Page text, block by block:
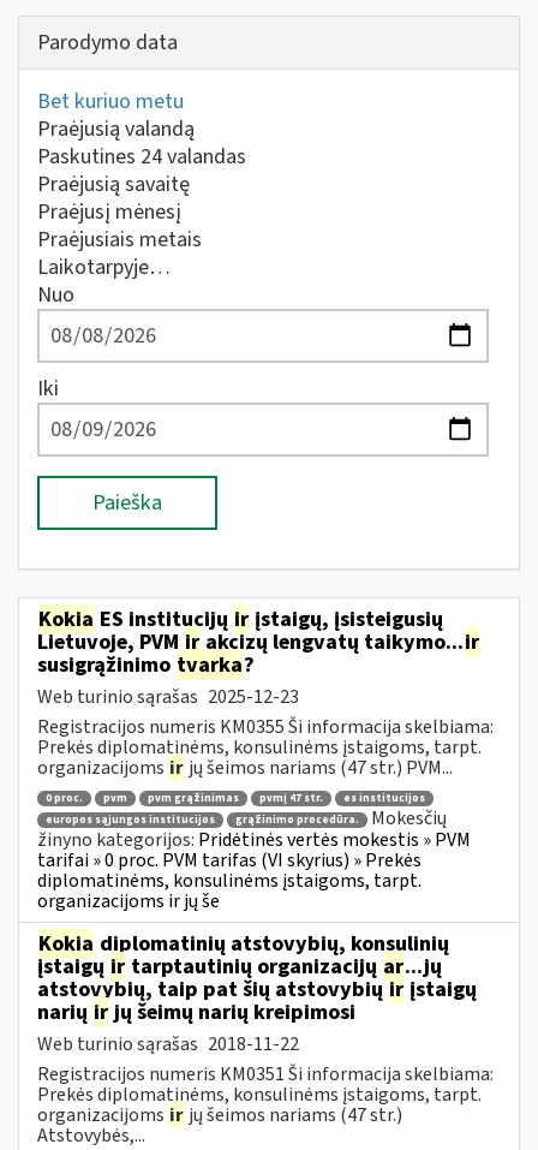
Parodymo data
Bet kuriuo metu
Praėjusią valandą
Paskutines 24 valandas
Praėjusią savaitę
Praėjusį mėnesį
Praėjusiais metais
Laikotarpyje…
Nuo
Iki
Paieška
Kokia ES institucijų ir įstaigų, įsisteigusių
Lietuvoje, PVM ir akcizų lengvatų taikymo...ir
susigrąžinimo tvarka?
Web turinio sąrašas 2025-12-23
Registracijos numeris KM0355 Ši informacija skelbiama:
Prekės diplomatinėms, konsulinėms įstaigoms, tarpt.
organizacijoms ir jų šeimos nariams (47 str.) PVM...
0 proc. pvm pvm grąžinimas pvmį 47 str.
es institucijos
europos sąjungos institucijos
grąžinimo procedūra.
Mokesčių
žinyno kategorijos: Pridėtinės vertės mokestis » PVM
tarifai » 0 proc. PVM tarifas (VI skyrius) » Prekės
diplomatinėms, konsulinėms įstaigoms, tarpt.
organizacijoms ir jų še
Kokia diplomatinių atstovybių, konsulinių
įstaigų ir tarptautinių organizacijų ar...jų
atstovybių, taip pat šių atstovybiųir įstaigų
narių irjų šeimų narių kreipimosi
Web turinio sąrašas 2018-11-22
Registracijos numeris KM0351 Ši informacija skelbiama:
Prekės diplomatinėms, konsulinėms įstaigoms, tarpt.
organizacijoms ir jų šeimos nariams (47 str.)
Atstovybės,...